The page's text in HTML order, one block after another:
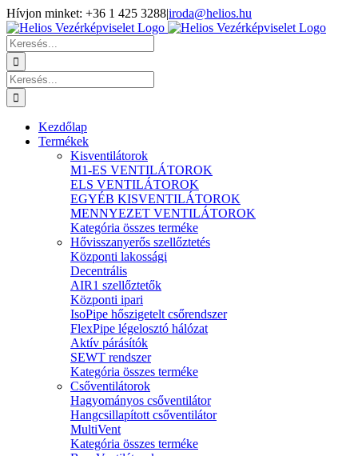
Kihagyás
Hívjon minket: +36 1 425 3288|iroda@helios.hu
YouTube
Facebook
Keresés...
Keresés...
Kezdőlap
Termékek
Kisventilátorok
M1-ES VENTILÁTOROK
ELS VENTILÁTOROK
EGYÉB KISVENTILÁTOROK
MENNYEZET VENTILÁTOROK
Kategória összes terméke
Hővisszanyerős szellőztetés
Központi lakossági
Decentrális
AIR1 szellőztetők
Központi ipari
IsoPipe hőszigetelt csőrendszer
FlexPipe légelosztó hálózat
Aktív párásítók
SEWT rendszer
Kategória összes terméke
Csőventilátorok
Hagyományos csőventilátor
Hangcsillapított csőventilátor
MultiVent
Kategória összes terméke